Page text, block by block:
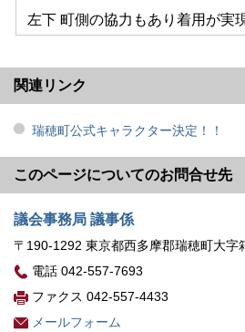
左下 町側の協力もあり着用が実
関連リンク
瑞穂町公式キャラクター決定！！
このページについてのお問合せ先
議会事務局 議事係
〒190-1292 東京都西多摩郡瑞穂町大字
電話 042-557-7693
ファクス 042-557-4433
メールフォーム